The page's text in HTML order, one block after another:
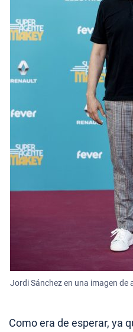
Jordi Sánchez en una imagen de
Como era de esperar, ya